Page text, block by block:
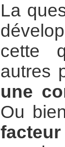
La
cette
autres
une
Ou